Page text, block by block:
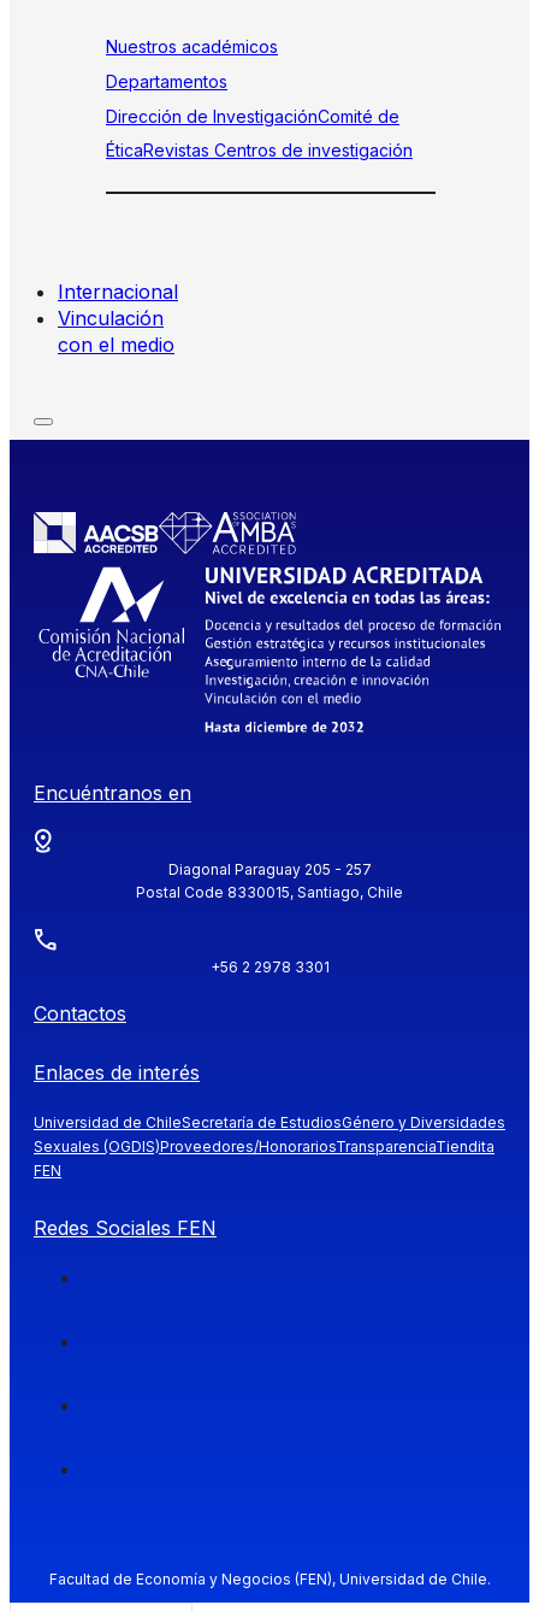
Nuestros académicos
Departamentos
Dirección de InvestigaciónComité de
ÉticaRevistas Centros de investigación
Internacional
Vinculación
con el medio
Encuéntranos en
Diagonal Paraguay 205 - 257
Postal Code 8330015, Santiago, Chile
+56 2 2978 3301
Contactos
Enlaces de interés
Universidad de ChileSecretaría de EstudiosGénero y Diversidades
Sexuales (OGDIS)Proveedores/HonorariosTransparenciaTiendita
FEN
Redes Sociales FEN
Facultad de Economía y Negocios (FEN), Universidad de Chile.